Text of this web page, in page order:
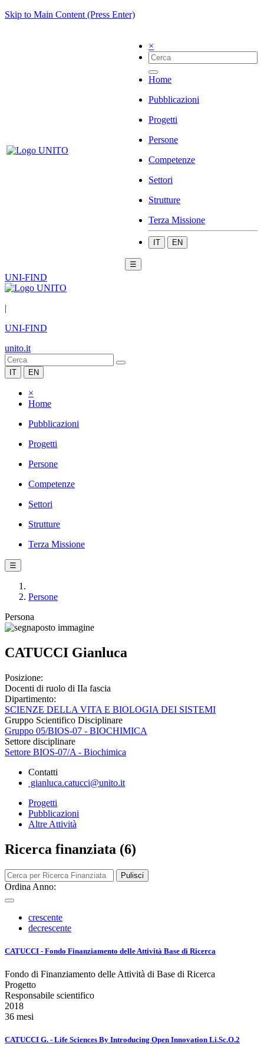
Skip to Main Content (Press Enter)
×
Home
Pubblicazioni
Progetti
Persone
Competenze
Settori
Strutture
Terza Missione
IT EN
☰
UNI-FIND
|
UNI-FIND
unito.it
IT EN
×
Home
Pubblicazioni
Progetti
Persone
Competenze
Settori
Strutture
Terza Missione
☰
Persone
Persona
CATUCCI Gianluca
Posizione:
Docenti di ruolo di IIa fascia
Dipartimento:
SCIENZE DELLA VITA E BIOLOGIA DEI SISTEMI
Gruppo Scientifico Disciplinare
Gruppo 05/BIOS-07 - BIOCHIMICA
Settore disciplinare
Settore BIOS-07/A - Biochimica
Contatti
gianluca.catucci@unito.it
Progetti
Pubblicazioni
Altre Attività
Ricerca finanziata (6)
Pulisci
Ordina Anno:
crescente
decrescente
CATUCCI - Fondo Finanziamento delle Attività Base di Ricerca
Fondo di Finanziamento delle Attività di Base di Ricerca
Progetto
Responsabile scientifico
2018
36 mesi
CATUCCI G. - Life Sciences By Introducing Open Innovation Li.Sc.O.2